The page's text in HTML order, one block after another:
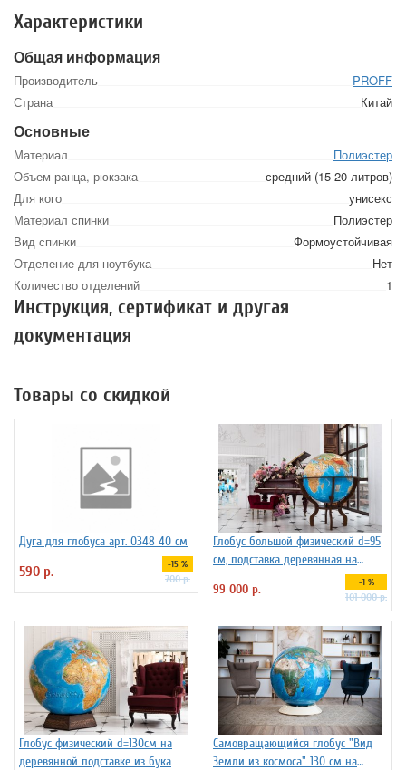
Характеристики
Общая информация
Производитель
PROFF
Страна
Китай
Основные
Материал
Полиэстер
Объем ранца, рюкзака
средний (15-20 литров)
Для кого
унисекс
Материал спинки
Полиэстер
Вид спинки
Формоустойчивая
Отделение для ноутбука
Нет
Количество отделений
1
Инструкция, сертификат и другая
документация
Товары со скидкой
Дуга для глобуса арт. 0348 40 см
590 р. -15 %
700 р.
Глобус большой физический d=95
см, подставка деревянная на
99 000 р. -1 %
101 000 р.
Глобус физический d=130см на
деревянной подставке из бука
Самовращающийся глобус "Вид
Земли из космоса" 130 см на